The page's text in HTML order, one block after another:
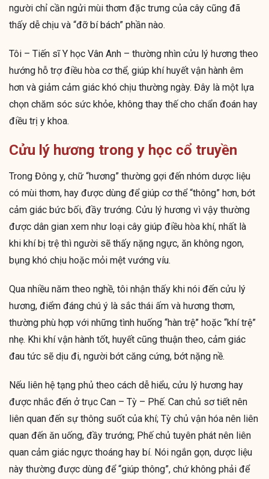
người chỉ cần ngửi mùi thơm đặc trưng của cây cũng đã
thấy dễ chịu và “đỡ bí bách” phần nào.
Tôi – Tiến sĩ Y học Vân Anh – thường nhìn cửu lý hương theo
hướng hỗ trợ điều hòa cơ thể, giúp khí huyết vận hành êm
hơn và giảm cảm giác khó chịu thường ngày. Đây là một lựa
chọn chăm sóc sức khỏe, không thay thế cho chẩn đoán hay
điều trị y khoa.
Cửu lý hương trong y học cổ truyền
Trong Đông y, chữ “hương” thường gợi đến nhóm dược liệu
có mùi thơm, hay được dùng để giúp cơ thể “thông” hơn, bớt
cảm giác bức bối, đầy trướng. Cửu lý hương vì vậy thường
được dân gian xem như loại cây giúp điều hòa khí, nhất là
khi khí bị trệ thì người sẽ thấy nặng ngực, ăn không ngon,
bụng khó chịu hoặc mỏi mệt vướng víu.
Qua nhiều năm theo nghề, tôi nhận thấy khi nói đến cửu lý
hương, điểm đáng chú ý là sắc thái ấm và hương thơm,
thường phù hợp với những tình huống “hàn trệ” hoặc “khí trệ”
nhẹ. Khi khí vận hành tốt, huyết cũng thuận theo, cảm giác
đau tức sẽ dịu đi, người bớt căng cứng, bớt nặng nề.
Nếu liên hệ tạng phủ theo cách dễ hiểu, cửu lý hương hay
được nhắc đến ở trục Can – Tỳ – Phế. Can chủ sơ tiết nên
liên quan đến sự thông suốt của khí; Tỳ chủ vận hóa nên liên
quan đến ăn uống, đầy trướng; Phế chủ tuyên phát nên liên
quan cảm giác ngực thoáng hay bí. Nói ngắn gọn, dược liệu
này thường được dùng để “giúp thông”, chứ không phải để